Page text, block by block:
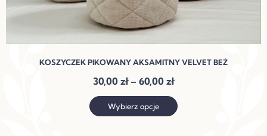
KOSZYCZEK PIKOWANY AKSAMITNY VELVET BEŻ
30,00 zł – 60,00 zł
Wybierz opcje